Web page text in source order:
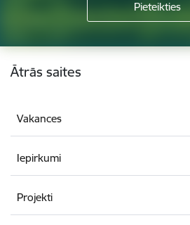
Kājene
Ātrās saites
Vakances
Iepirkumi
Projekti